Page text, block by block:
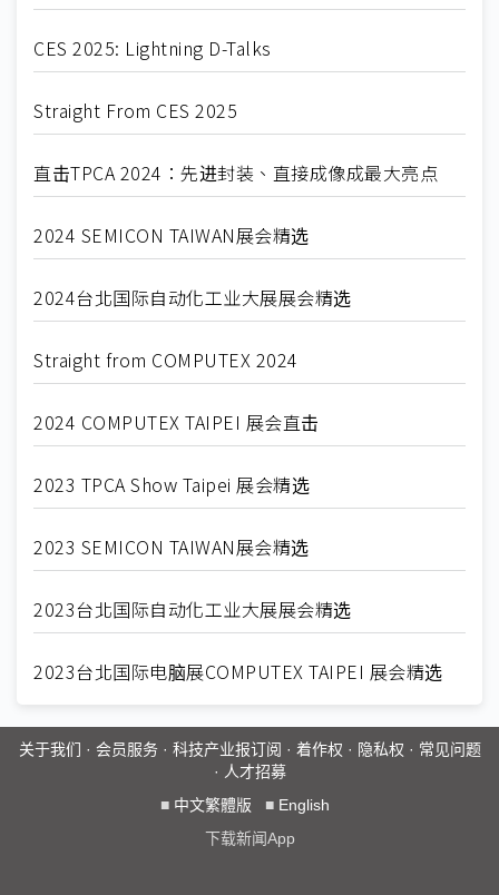
CES 2025: Lightning D-Talks
Straight From CES 2025
直击TPCA 2024：先进封装、直接成像成最大亮点
2024 SEMICON TAIWAN展会精选
2024台北国际自动化工业大展展会精选
Straight from COMPUTEX 2024
2024 COMPUTEX TAIPEI 展会直击
2023 TPCA Show Taipei 展会精选
2023 SEMICON TAIWAN展会精选
2023台北国际自动化工业大展展会精选
2023台北国际电脑展COMPUTEX TAIPEI 展会精选
关于我们 · 会员服务· 科技产业报订阅 · 着作权 · 隐私权 · 常见问题
· 人才招募
■ 中文繁體版 ■ English
下载新闻App